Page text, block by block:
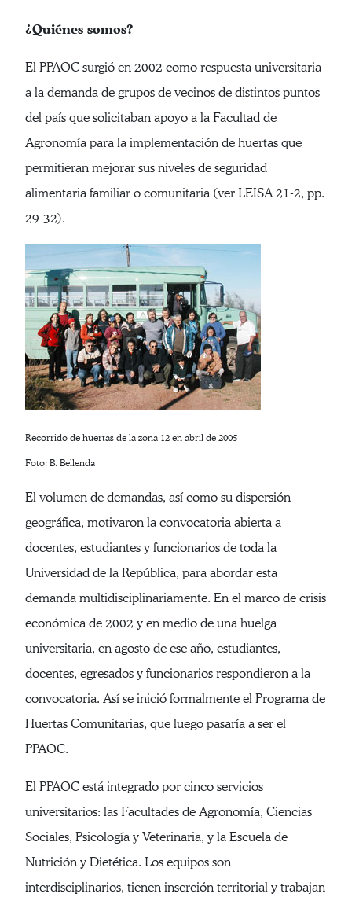
¿Quiénes somos?
El PPAOC surgió en 2002 como respuesta universitaria
a la demanda de grupos de vecinos de distintos puntos
del país que solicitaban apoyo a la Facultad de
Agronomía para la implementación de huertas que
permitieran mejorar sus niveles de seguridad
alimentaria familiar o comunitaria (ver LEISA 21-2, pp.
29-32).
Recorrido de huertas de la zona 12 en abril de 2005
Foto: B. Bellenda
El volumen de demandas, así como su dispersión
geográfica, motivaron la convocatoria abierta a
docentes, estudiantes y funcionarios de toda la
Universidad de la República, para abordar esta
demanda multidisciplinariamente. En el marco de crisis
económica de 2002 y en medio de una huelga
universitaria, en agosto de ese año, estudiantes,
docentes, egresados y funcionarios respondieron a la
convocatoria. Así se inició formalmente el Programa de
Huertas Comunitarias, que luego pasaría a ser el
PPAOC.
El PPAOC está integrado por cinco servicios
universitarios: las Facultades de Agronomía, Ciencias
Sociales, Psicología y Veterinaria, y la Escuela de
Nutrición y Dietética. Los equipos son
interdisciplinarios, tienen inserción territorial y trabajan